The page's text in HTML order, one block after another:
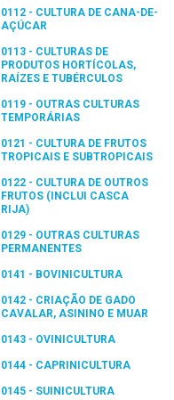
0112 - CULTURA DE CANA-DE-
AÇÚCAR
0113 - CULTURAS DE
PRODUTOS HORTÍCOLAS,
RAÍZES E TUBÉRCULOS
0119 - OUTRAS CULTURAS
TEMPORÁRIAS
0121 - CULTURA DE FRUTOS
TROPICAIS E SUBTROPICAIS
0122 - CULTURA DE OUTROS
FRUTOS (INCLUI CASCA
RIJA)
0129 - OUTRAS CULTURAS
PERMANENTES
0141 - BOVINICULTURA
0142 - CRIAÇÃO DE GADO
CAVALAR, ASININO E MUAR
0143 - OVINICULTURA
0144 - CAPRINICULTURA
0145 - SUINICULTURA